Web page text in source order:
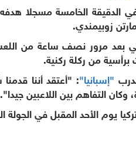
في الدقيقة الخامسة مسجلا
زوبيمندي.
بعد مرور نصف ساعة من
من ركلة ركنية.
"إسبانيا": "أعتقد أننا
وكان التفاهم بين اللاعبين جيدا".
يوم الأحد المقبل في الجولة